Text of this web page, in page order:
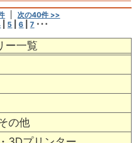
ー一覧
の他
次の40件 >>
5 |6 |7 ･･･